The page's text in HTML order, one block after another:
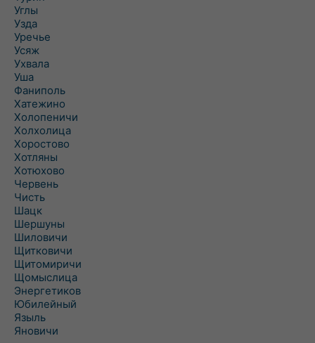
Углы
Узда
Уречье
Усяж
Ухвала
Уша
Фаниполь
Хатежино
Холопеничи
Холхолица
Хоростово
Хотляны
Хотюхово
Червень
Чисть
Шацк
Шершуны
Шиловичи
Щитковичи
Щитомиричи
Щомыслица
Энергетиков
Юбилейный
Языль
Яновичи